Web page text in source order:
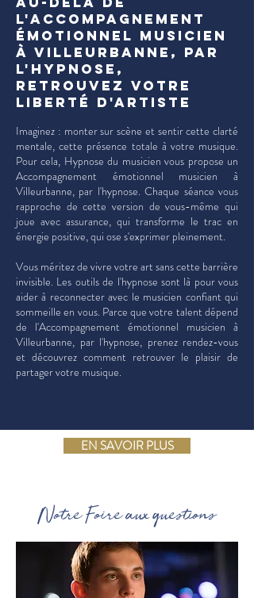
l'Accompagnement
émotionnel musicien
à Villeurbanne, par
l'hypnose,
retrouvez votre
liberté d'artiste
Imaginez : monter sur scène et sentir cette clarté
mentale, cette présence totale à votre musique.
Pour cela, Hypnose du musicien vous propose un
Accompagnement émotionnel musicien à
Villeurbanne, par l'hypnose. Chaque séance vous
rapproche de cette version de vous-même qui
joue avec assurance, qui transforme le trac en
énergie positive, qui ose s'exprimer pleinement.
Vous méritez de vivre votre art sans cette barrière
invisible. Les outils de l'hypnose sont là pour vous
aider à reconnecter avec le musicien confiant qui
sommeille en vous. Parce que votre talent dépend
de l'Accompagnement émotionnel musicien à
Villeurbanne, par l'hypnose, prenez rendez-vous
et découvrez comment retrouver le plaisir de
partager votre musique.
EN SAVOIR PLUS
Notre Foire aux questions